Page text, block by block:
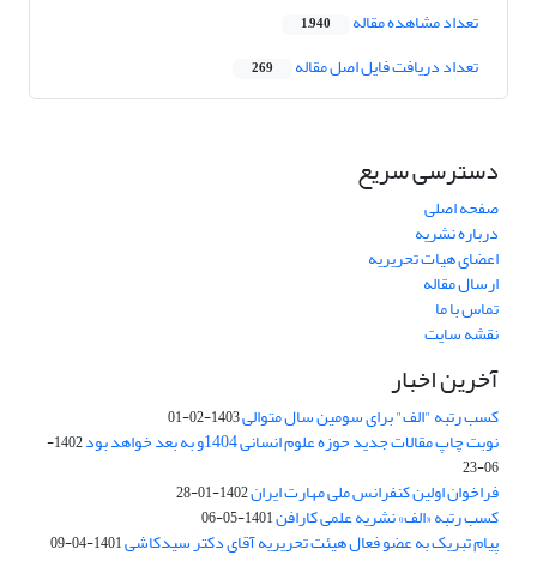
تعداد مشاهده مقاله 1,940
تعداد دریافت فایل اصل مقاله 269
دسترسی سریع
صفحه اصلی
درباره نشریه
اعضای هیات تحریریه
ارسال مقاله
تماس با ما
نقشه سایت
آخرین اخبار
کسب رتبه "الف" برای سومین سال متوالی1403-02-01
نوبت چاپ مقالات جدید حوزه علوم انسانی 1404و به بعد خواهد بود
1402-
06-23
فراخوان اولین کنفرانس ملی مهارت ایران1402-01-28
کسب رتبه «الف» نشریه علمی کارافن1401-05-06
پیام تبریک به عضو فعال هیئت تحریریه آقای دکتر سیدکاشی1401-04-09